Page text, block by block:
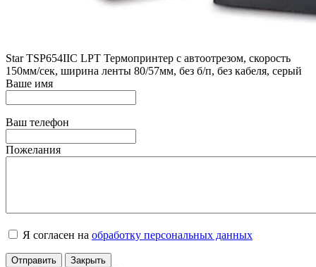
Star ТSP654IIC LPT Термопринтер с автоотрезом, скорость
150мм/сек, ширина ленты 80/57мм, без б/п, без кабеля, серый
Ваше имя
Ваш телефон
Пожелания
Я согласен на обработку персональных данных
Отправить Закрыть